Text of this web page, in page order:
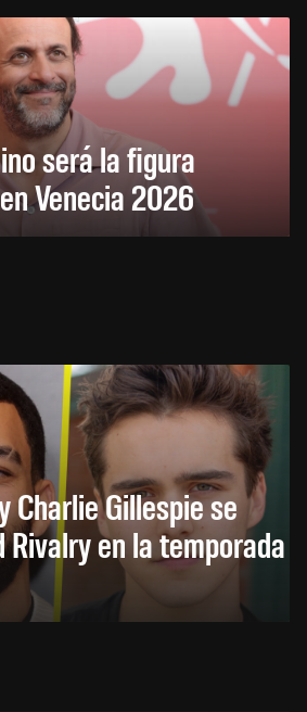
será la figura
Venecia 2026
Charlie Gillespie se
Rivalry en la temporada